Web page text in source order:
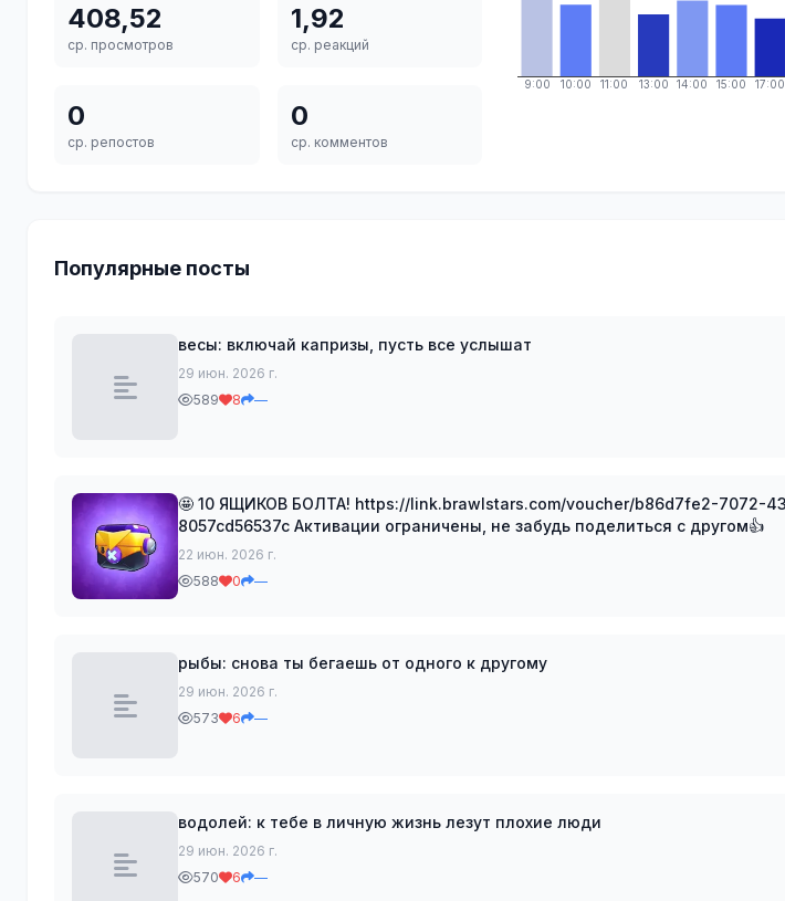
408,52
ср. просмотров
1,92
ср. реакций
0
ср. репостов
0
ср. комментов
9:00 10:00 11:00 13:00 14:00 15:00 17:00
Популярные посты
весы: включай капризы, пусть все услышат
29 июн. 2026 г.
589
8 —
🤩 10 ЯЩИКОВ БОЛТА! https://link.brawlstars.com/voucher/b86d7fe2-7072-4388-adb4-
8057cd56537c Активации ограничены, не забудь поделиться с другом👍
22 июн. 2026 г.
588
0 —
рыбы: снова ты бегаешь от одного к другому
29 июн. 2026 г.
573
6 —
водолей: к тебе в личную жизнь лезут плохие люди
29 июн. 2026 г.
570
6 —